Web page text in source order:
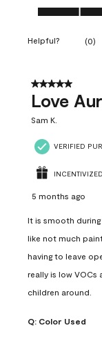
Ease of
Helpful? (0)
5 out of 5
Love
Sam K.
VERIFIED
5 months ago
It is smooth
like not much
having to leave
really is low
children around.
Q: Color Used